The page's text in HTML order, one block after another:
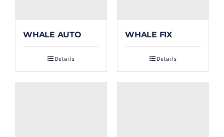
WHALE AUTO
Details
WHALE FIX
Details